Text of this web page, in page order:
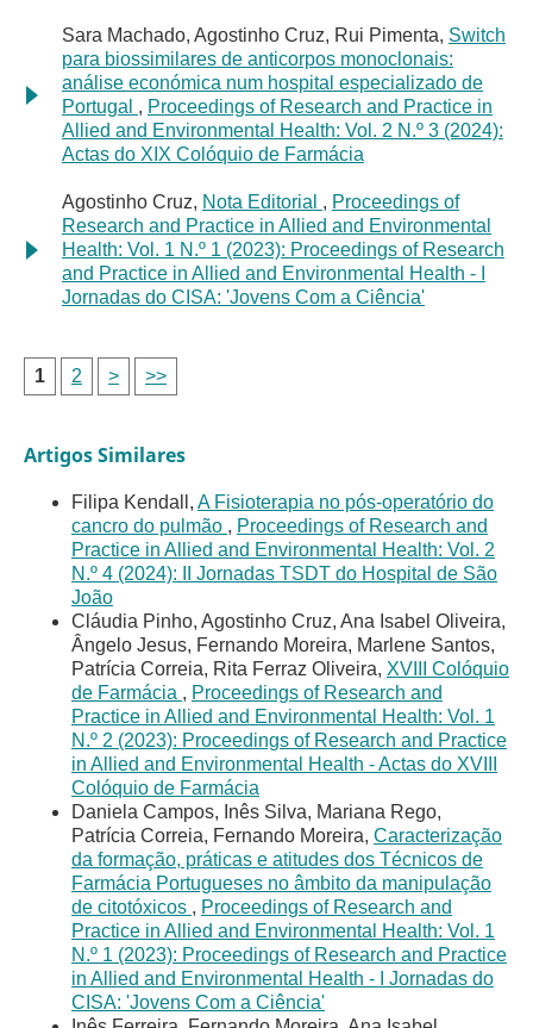
Sara Machado, Agostinho Cruz, Rui Pimenta, Switch
para biossimilares de anticorpos monoclonais:
análise económica num hospital especializado de
Portugal , Proceedings of Research and Practice in
Allied and Environmental Health: Vol. 2 N.º 3 (2024):
Actas do XIX Colóquio de Farmácia
Agostinho Cruz, Nota Editorial , Proceedings of
Research and Practice in Allied and Environmental
Health: Vol. 1 N.º 1 (2023): Proceedings of Research
and Practice in Allied and Environmental Health - I
Jornadas do CISA: 'Jovens Com a Ciência'
1 2 > >>
Artigos Similares
Filipa Kendall, A Fisioterapia no pós-operatório do
cancro do pulmão , Proceedings of Research and
Practice in Allied and Environmental Health: Vol. 2
N.º 4 (2024): II Jornadas TSDT do Hospital de São
João
Cláudia Pinho, Agostinho Cruz, Ana Isabel Oliveira,
Ângelo Jesus, Fernando Moreira, Marlene Santos,
Patrícia Correia, Rita Ferraz Oliveira, XVIII Colóquio
de Farmácia , Proceedings of Research and
Practice in Allied and Environmental Health: Vol. 1
N.º 2 (2023): Proceedings of Research and Practice
in Allied and Environmental Health - Actas do XVIII
Colóquio de Farmácia
Daniela Campos, Inês Silva, Mariana Rego,
Patrícia Correia, Fernando Moreira, Caracterização
da formação, práticas e atitudes dos Técnicos de
Farmácia Portugueses no âmbito da manipulação
de citotóxicos , Proceedings of Research and
Practice in Allied and Environmental Health: Vol. 1
N.º 1 (2023): Proceedings of Research and Practice
in Allied and Environmental Health - I Jornadas do
CISA: 'Jovens Com a Ciência'